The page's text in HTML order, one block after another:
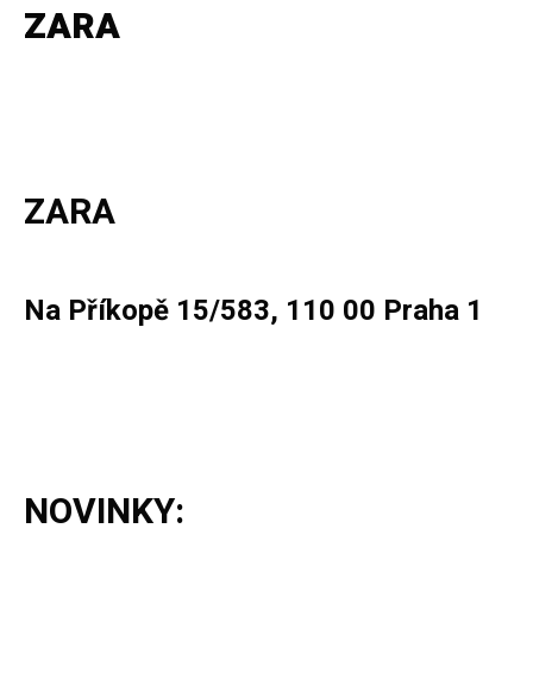
ZARA
ZARA
Na Příkopě 15/583, 110 00 Praha 1
NOVINKY: